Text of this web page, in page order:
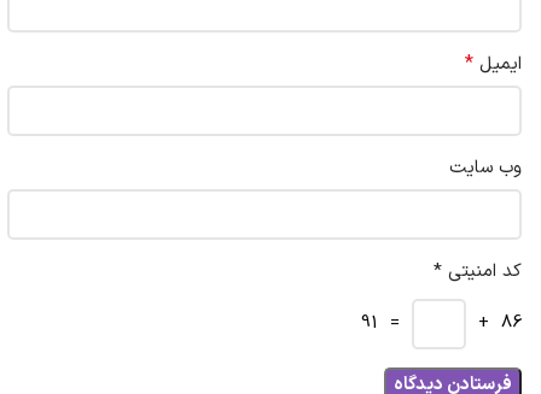
ایمیل *
وب‌ سایت
کد امنیتی *
86 +
= 91